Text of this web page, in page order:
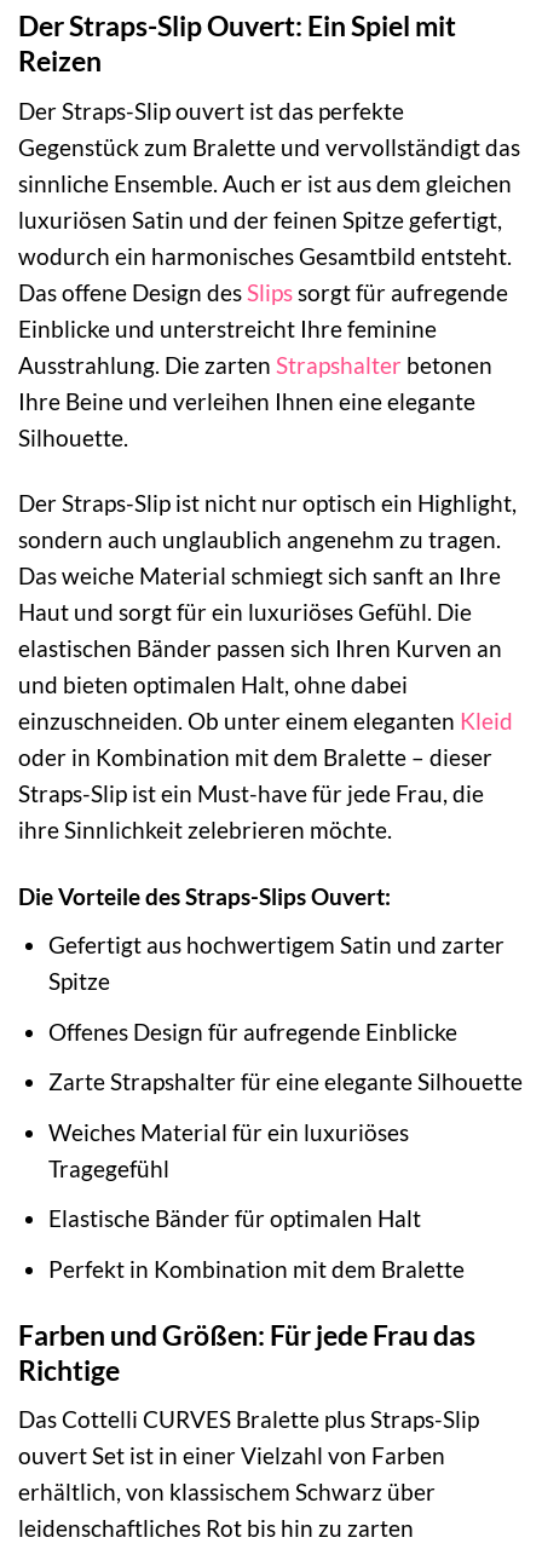
Der Straps-Slip Ouvert: Ein Spiel mit
Reizen
Der Straps-Slip ouvert ist das perfekte
Gegenstück zum Bralette und vervollständigt das
sinnliche Ensemble. Auch er ist aus dem gleichen
luxuriösen Satin und der feinen Spitze gefertigt,
wodurch ein harmonisches Gesamtbild entsteht.
Das offene Design des Slips sorgt für aufregende
Einblicke und unterstreicht Ihre feminine
Ausstrahlung. Die zarten Strapshalter betonen
Ihre Beine und verleihen Ihnen eine elegante
Silhouette.
Der Straps-Slip ist nicht nur optisch ein Highlight,
sondern auch unglaublich angenehm zu tragen.
Das weiche Material schmiegt sich sanft an Ihre
Haut und sorgt für ein luxuriöses Gefühl. Die
elastischen Bänder passen sich Ihren Kurven an
und bieten optimalen Halt, ohne dabei
einzuschneiden. Ob unter einem eleganten Kleid
oder in Kombination mit dem Bralette – dieser
Straps-Slip ist ein Must-have für jede Frau, die
ihre Sinnlichkeit zelebrieren möchte.
Die Vorteile des Straps-Slips Ouvert:
Gefertigt aus hochwertigem Satin und zarter
Spitze
Offenes Design für aufregende Einblicke
Zarte Strapshalter für eine elegante Silhouette
Weiches Material für ein luxuriöses
Tragegefühl
Elastische Bänder für optimalen Halt
Perfekt in Kombination mit dem Bralette
Farben und Größen: Für jede Frau das
Richtige
Das Cottelli CURVES Bralette plus Straps-Slip
ouvert Set ist in einer Vielzahl von Farben
erhältlich, von klassischem Schwarz über
leidenschaftliches Rot bis hin zu zarten